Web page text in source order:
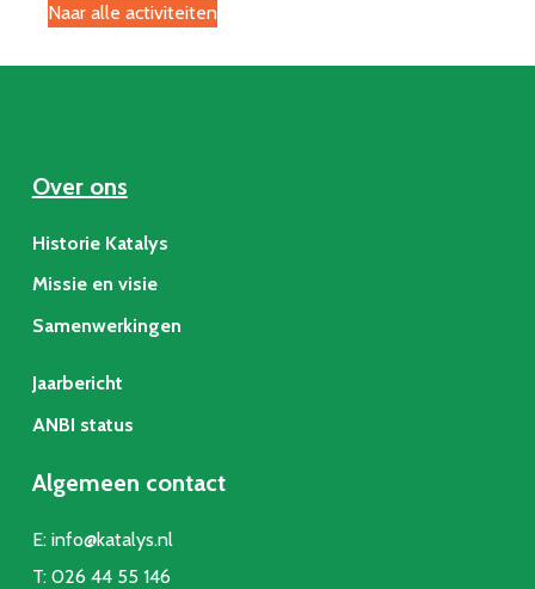
Naar alle activiteiten
Over ons
Historie Katalys
Missie en visie
Samenwerkingen
Jaarbericht
ANBI status
Algemeen contact
E: info@katalys.nl
T: 026 44 55 146